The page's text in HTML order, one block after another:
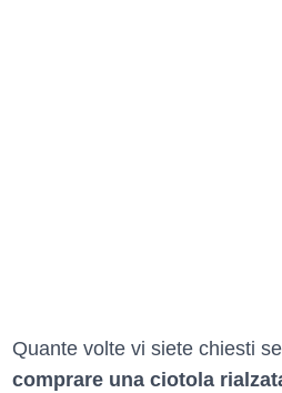
Quante volte vi siete chiesti
comprare una ciotola